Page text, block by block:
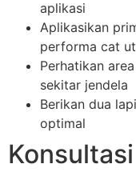
aplikasi
Aplikasikan
performa cat
Perhatikan
sekitar jendela
Berikan dua
optimal